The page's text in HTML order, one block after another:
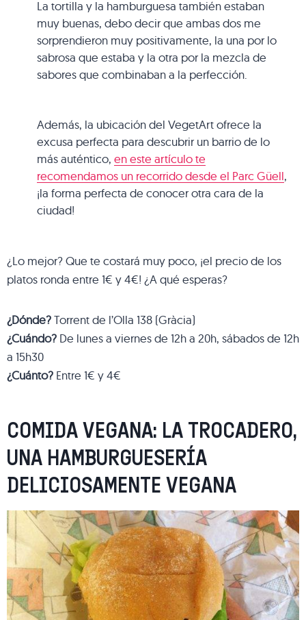
La tortilla y la hamburguesa también estaban
muy buenas, debo decir que ambas dos me
sorprendieron muy positivamente, la una por lo
sabrosa que estaba y la otra por la mezcla de
sabores que combinaban a la perfección.
Además, la ubicación del VegetArt ofrece la
excusa perfecta para descubrir un barrio de lo
más auténtico,en este artículo te
recomendamos un recorrido desde el Parc Güell,
¡la forma perfecta de conocer otra cara de la
ciudad!
¿Lo mejor? Que te costará muy poco, ¡el precio de los
platos ronda entre 1€ y 4€! ¿A qué esperas?
¿Dónde?Torrent de l’Olla 138 (Gràcia)
¿Cuándo?De lunes a viernes de 12h a 20h, sábados de 12h
a 15h30
¿Cuánto?Entre 1€ y 4€
COMIDA VEGANA: LA TROCADERO,
UNA HAMBURGUESERÍA
DELICIOSAMENTE VEGANA